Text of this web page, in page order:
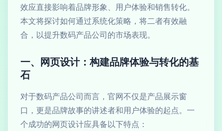
效应直接影响着品牌形象、用户体验和销售转化。
本文将探讨如何通过系统化策略，将二者有效融
合，以提升数码产品公司的市场表现。
一、网页设计：构建品牌体验与转化的基
石
对于数码产品公司而言，官网不仅是产品展示窗
口，更是品牌故事的讲述者和用户体验的起点。一
个成功的网页设计应具备以下特点：